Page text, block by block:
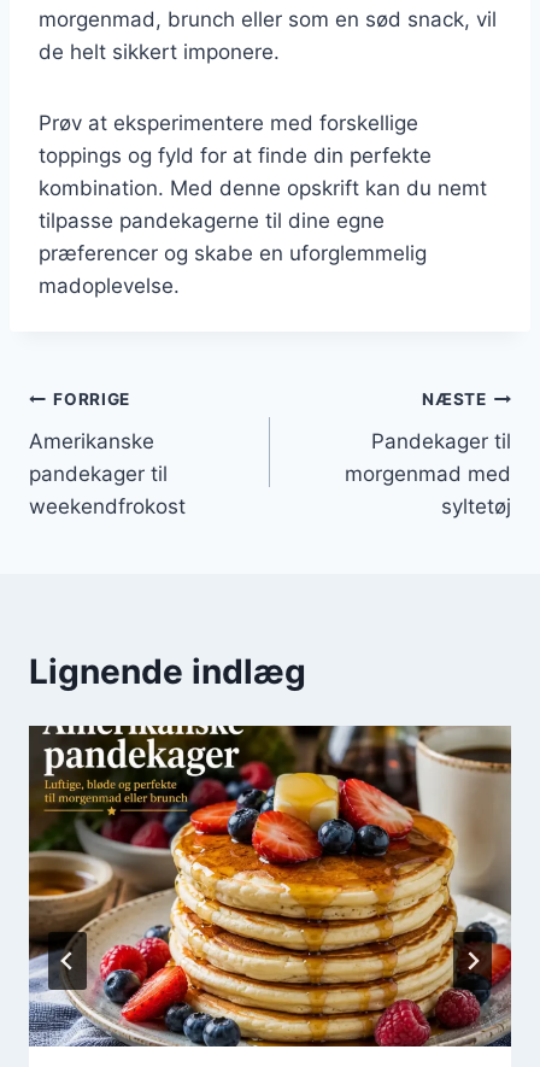
morgenmad, brunch eller som en sød snack, vil
de helt sikkert imponere.
Prøv at eksperimentere med forskellige
toppings og fyld for at finde din perfekte
kombination. Med denne opskrift kan du nemt
tilpasse pandekagerne til dine egne
præferencer og skabe en uforglemmelig
madoplevelse.
Indlægsnavigation
FORRIGE
Amerikanske
pandekager til
weekendfrokost
NÆSTE
Pandekager til
morgenmad med
syltetøj
Lignende indlæg